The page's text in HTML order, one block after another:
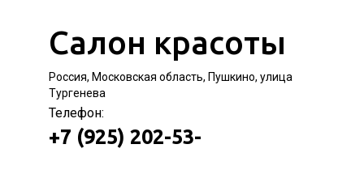
Салон красоты
Россия, Московская область, Пушкино, улица
Тургенева
Телефон:
+7 (925) 202-53-